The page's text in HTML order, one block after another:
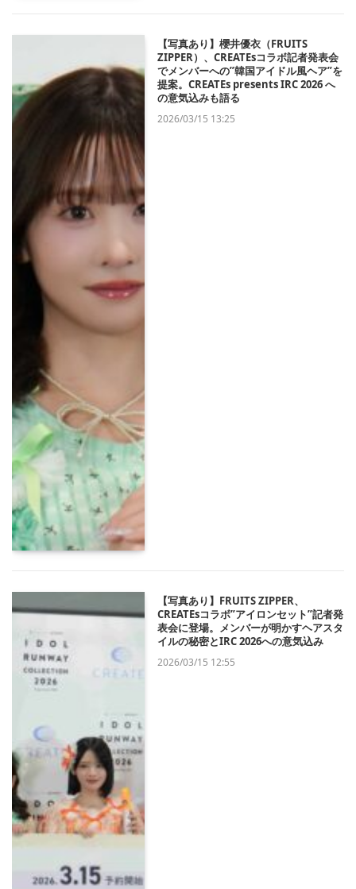
【写真あり】櫻井優衣（FRUITS
ZIPPER）、CREATEsコラボ記者発表会
でメンバーへの”韓国アイドル風ヘア”を
提案。CREATEs presents IRC 2026 へ
の意気込みも語る
2026/03/15 13:25
【写真あり】FRUITS ZIPPER、
CREATEsコラボ”アイロンセット”記者発
表会に登場。メンバーが明かすヘアスタ
イルの秘密とIRC 2026への意気込み
2026/03/15 12:55